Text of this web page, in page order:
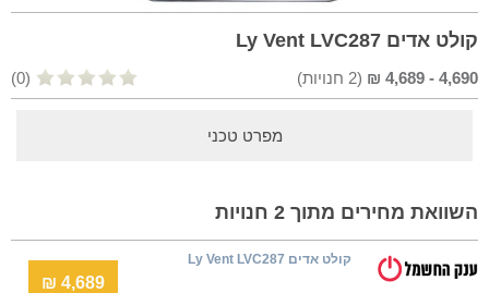
קולט אדים Ly Vent LVC287
4,690
-
4,689
₪
(
2 חנויות) (0)
מפרט טכני
השוואת מחירים מתוך 2 חנויות
קולט אדים Ly Vent LVC287
4,689 ₪